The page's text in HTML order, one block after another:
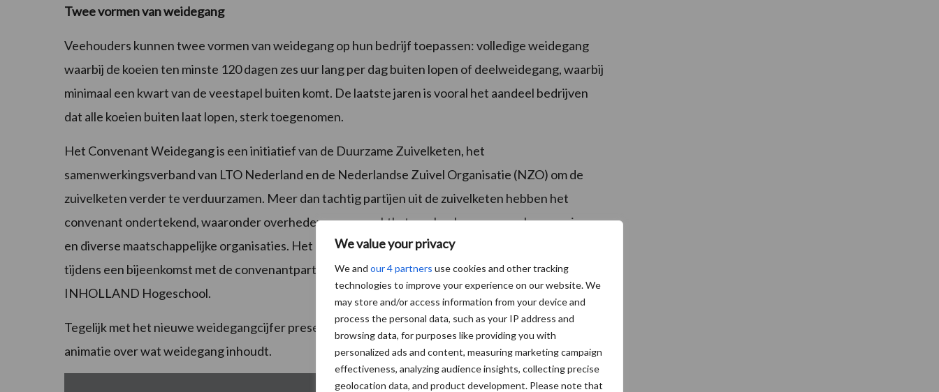
We value your privacy
We and our 4 partners use cookies and other tracking
technologies to improve your experience on our website. We
may store and/or access information from your device and
process the personal data, such as your IP address and
browsing data, for purposes like providing you with
personalized ads and content, measuring marketing campaign
effectiveness, analyzing audience insights, collecting precise
geolocation data, and product development. Please note that
Twee vormen van weidegang
Veehouders kunnen twee vormen van weidegang op hun bedrijf toepassen: volledige weidegang
waarbij de koeien ten minste 120 dagen zes uur lang per dag buiten lopen of deelweidegang, waarbij
minimaal een kwart van de veestapel buiten komt. De laatste jaren is vooral het aandeel bedrijven
dat alle koeien buiten laat lopen, sterk toegenomen.
Het Convenant Weidegang is een initiatief van de Duurzame Zuivelketen, het
samenwerkingsverband van LTO Nederland en de Nederlandse Zuivel Organisatie (NZO) om de
zuivelketen verder te verduurzamen. Meer dan tachtig partijen uit de zuivelketen hebben het
convenant ondertekend, waaronder overheden, supermarktketens, banken, veevoerleveranciers
en diverse maatschappelijke organisaties. Het nieuwe weidegangcijfer is vandaag bekendgemaakt
tijdens een bijeenkomst met de convenantpartners. Die verwelkomden de nieuwe ondertekenaar
INHOLLAND Hogeschool.
Tegelijk met het nieuwe weidegangcijfer presenteert de Duurzame Zuivelketen een nieuwe
animatie over wat weidegang inhoudt.